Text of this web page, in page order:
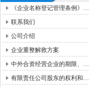
《企业名称登记管理条例》…
联系我们
公司介绍
企业重整解救方案
中外合资经营企业的期限、…
有限责任公司股东的权利和…